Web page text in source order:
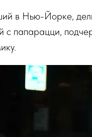
в Нью-Йорке,
с папарацци,